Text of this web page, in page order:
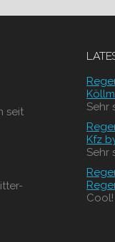
seit
Sehr
Kfz
Sehr
Cool!